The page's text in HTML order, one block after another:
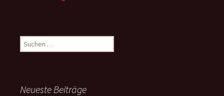
Suchen
nach:
Neueste Beiträge